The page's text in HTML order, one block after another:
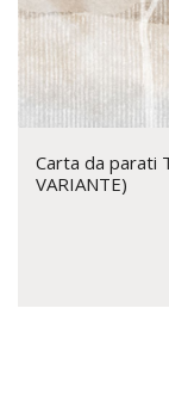
Carta da parati
VARIANTE)